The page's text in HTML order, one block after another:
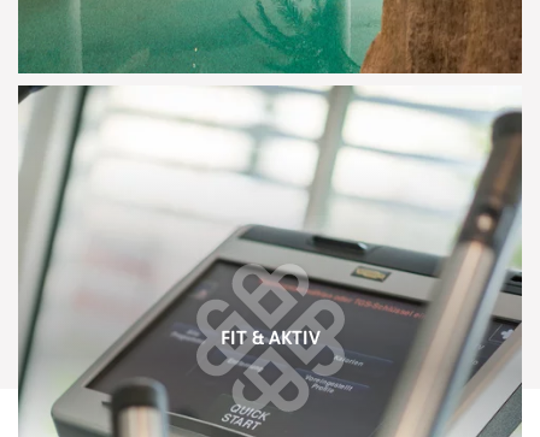
FIT & AKTIV